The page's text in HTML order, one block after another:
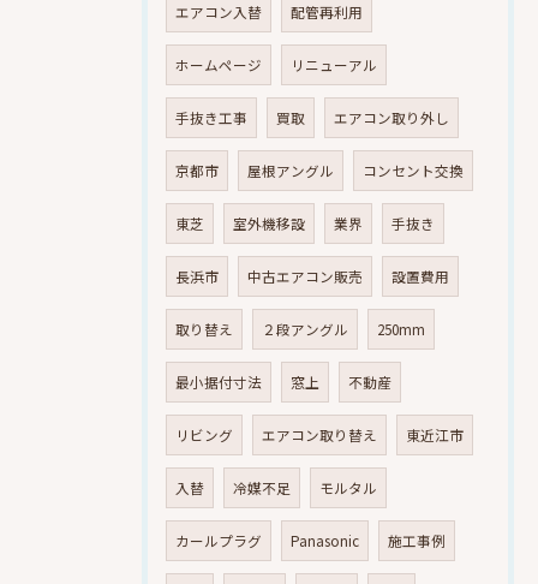
エアコン入替 配管再利用
ホームページ リニューアル
手抜き工事 買取 エアコン取り外し
京都市 屋根アングル コンセント交換
東芝 室外機移設 業界 手抜き
長浜市 中古エアコン販売 設置費用
取り替え ２段アングル 250mm
最小据付寸法 窓上 不動産
リビング エアコン取り替え 東近江市
入替 冷媒不足 モルタル
カールプラグ Panasonic 施工事例